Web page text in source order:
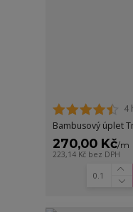
4
Bambusový úplet
270,00 Kč/m
223,14 Kč bez DPH